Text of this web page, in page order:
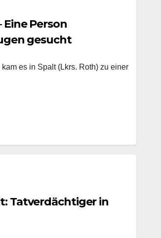
Person
gesucht
es in Spalt (Lkrs. Roth) zu einer
Tatverdächtiger in